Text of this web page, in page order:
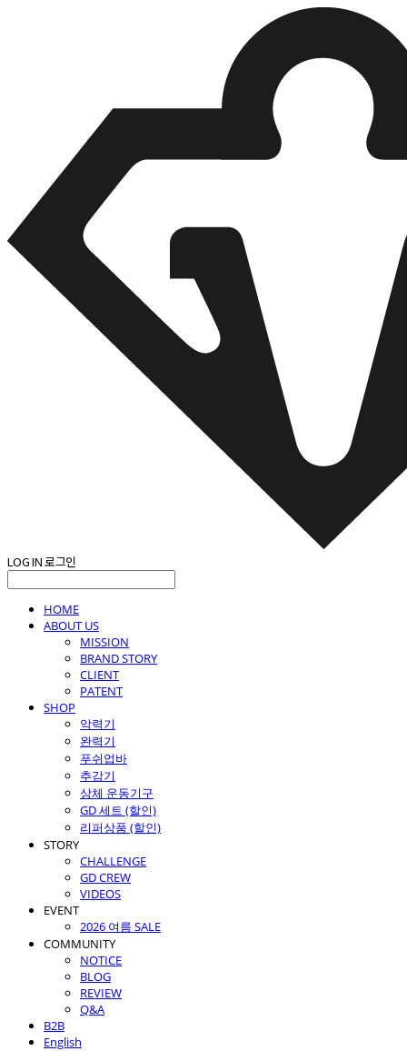
LOG IN로그인
HOME
ABOUT US
MISSION
BRAND STORY
CLIENT
PATENT
SHOP
악력기
완력기
푸쉬업바
추감기
상체 운동기구
GD 세트 (할인)
리퍼상품 (할인)
STORY
CHALLENGE
GD CREW
VIDEOS
EVENT
2026 여름 SALE
COMMUNITY
NOTICE
BLOG
REVIEW
Q&A
B2B
English